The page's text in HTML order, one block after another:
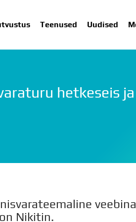
Teenused Uudised
TEENUSED UUDISED
hetkeseis
Nikitin.